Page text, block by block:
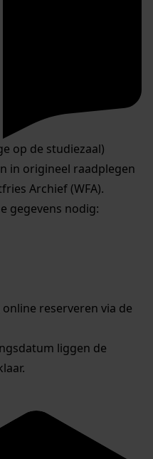
op de studiezaal)
in origineel raadplegen
Archief (WFA).
gegevens nodig:
online reserveren via de
liggen de